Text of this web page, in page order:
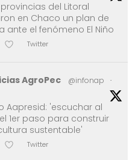
del Litoral
en Chaco un plan de
ante el fenómeno El Niño
Twitter
AgroPec @infonap
·
Aapresid: 'escuchar al
1er paso para construir
sustentable'
Twitter